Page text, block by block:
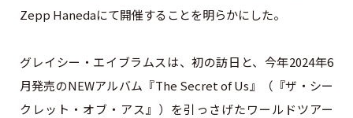
Zepp Hanedaにて開催することを明らかにした。
グレイシー・エイブラムスは、初の訪日と、今年2024年6
月発売のNEWアルバム『The Secret of Us』（『ザ・シー
クレット・オブ・アス』）を引っさげたワールドツアー